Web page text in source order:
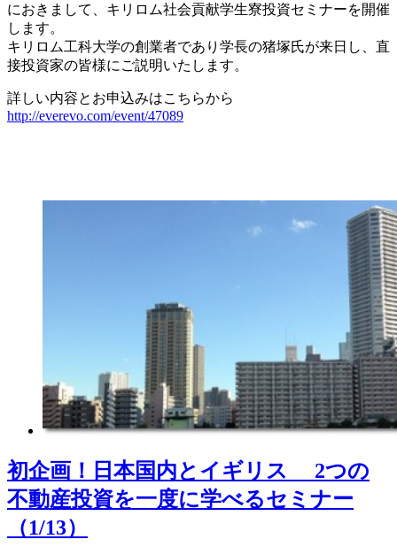
におきまして、キリロム社会貢献学生寮投資セミナーを開催
します。
キリロム工科大学の創業者であり学長の猪塚氏が来日し、直
接投資家の皆様にご説明いたします。
詳しい内容とお申込みはこちらから
http://everevo.com/event/47089
初企画！日本国内とイギリス 2つの
不動産投資を一度に学べるセミナー
（1/13）